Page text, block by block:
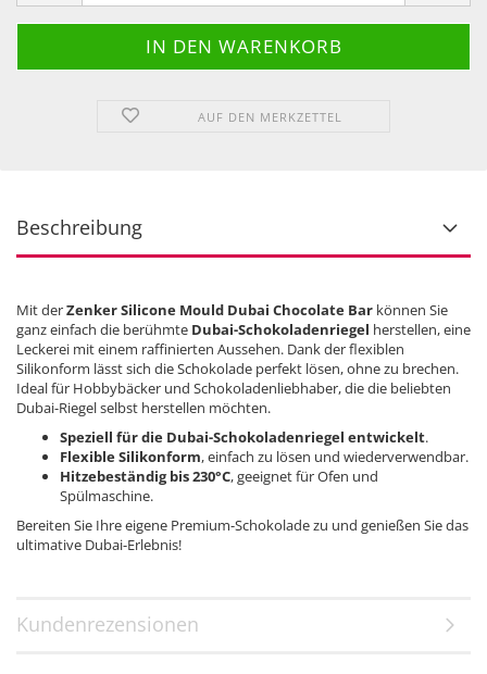
AUF DEN MERKZETTEL
Beschreibung
Mit derZenker Silicone Mould Dubai Chocolate Bar können Sie
ganz einfach die berühmte Dubai-Schokoladenriegel herstellen, eine
Leckerei mit einem raffinierten Aussehen. Dank der flexiblen
Silikonform lässt sich die Schokolade perfekt lösen, ohne zu brechen.
Ideal für Hobbybäcker und Schokoladenliebhaber, die die beliebten
Dubai-Riegel selbst herstellen möchten.
Speziell für die Dubai-Schokoladenriegel entwickelt.
Flexible Silikonform, einfach zu lösen und wiederverwendbar.
Hitzebeständig bis 230°C, geeignet für Ofen und
Spülmaschine.
Bereiten Sie Ihre eigene Premium-Schokolade zu und genießen Sie das
ultimative Dubai-Erlebnis!
Kundenrezensionen